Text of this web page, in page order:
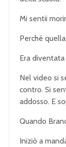
Mi sentii
Perché
Era diventata
Nel video si
contro. Si
addosso. E
Quando
Iniziò a